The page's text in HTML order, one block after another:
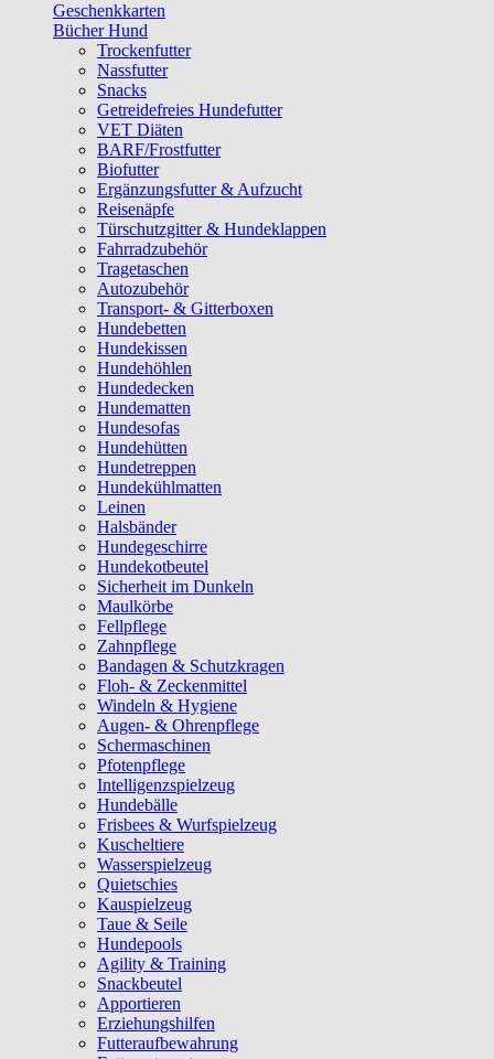
Geschenkkarten
Bücher Hund
Trockenfutter
Nassfutter
Snacks
Getreidefreies Hundefutter
VET Diäten
BARF/Frostfutter
Biofutter
Ergänzungsfutter & Aufzucht
Reisenäpfe
Türschutzgitter & Hundeklappen
Fahrradzubehör
Tragetaschen
Autozubehör
Transport- & Gitterboxen
Hundebetten
Hundekissen
Hundehöhlen
Hundedecken
Hundematten
Hundesofas
Hundehütten
Hundetreppen
Hundekühlmatten
Leinen
Halsbänder
Hundegeschirre
Hundekotbeutel
Sicherheit im Dunkeln
Maulkörbe
Fellpflege
Zahnpflege
Bandagen & Schutzkragen
Floh- & Zeckenmittel
Windeln & Hygiene
Augen- & Ohrenpflege
Schermaschinen
Pfotenpflege
Intelligenzspielzeug
Hundebälle
Frisbees & Wurfspielzeug
Kuscheltiere
Wasserspielzeug
Quietschies
Kauspielzeug
Taue & Seile
Hundepools
Agility & Training
Snackbeutel
Apportieren
Erziehungshilfen
Futteraufbewahrung